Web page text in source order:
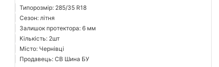
Типорозмір: 285/35 R18
Сезон: літня
Залишок протектора: 6 мм
Кількість: 2шт
Місто: Чернівці
Продавець: СВ Шина БУ